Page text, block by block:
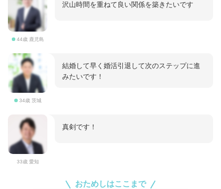
44歳 鹿児島
沢山時間を重ねて良い関係を築きたいです
34歳 茨城
結婚して早く婚活引退して次のステップに進
みたいです！
33歳 愛知
真剣です！
おためしはここまで